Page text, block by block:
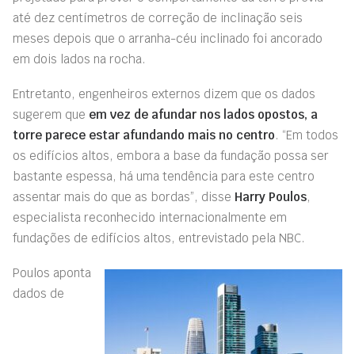
até dez centímetros de correção de inclinação seis
meses depois que o arranha-céu inclinado foi ancorado
em dois lados na rocha.
Entretanto, engenheiros externos dizem que os dados
sugerem que em vez de afundar nos lados opostos, a
torre parece estar afundando mais no centro. “Em todos
os edifícios altos, embora a base da fundação possa ser
bastante espessa, há uma tendência para este centro
assentar mais do que as bordas”, disse Harry Poulos,
especialista reconhecido internacionalmente em
fundações de edifícios altos, entrevistado pela NBC.
Poulos aponta
dados de